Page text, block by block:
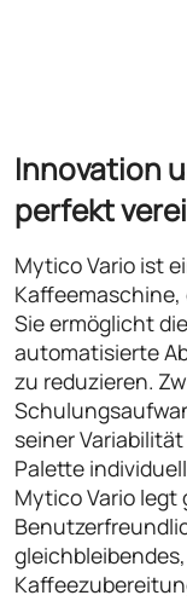
Innovation
perfekt
Mytico Vario ist
Kaffeemaschine,
Sie ermöglicht
automatisierte
zu reduzieren.
seiner
Palette
Mytico Vario legt